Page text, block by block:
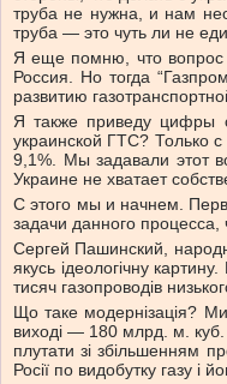
труба не нужна, и нам
труба — это чуть ли не
Я еще помню, что вопрос
Россия. Но тогда
развитию
Я также приведу цифры
украинской ГТС? Только
9,1%. Мы задавали этот
Украине не хватает
С этого мы и начнем.
задачи данного
Сергей Пашинский,
якусь ідеологічну
тисяч газопроводів
Що таке модернізація? Ми
виході — 180 млрд. м. куб.
плутати зі збільшенням
Росії по видобутку газу і